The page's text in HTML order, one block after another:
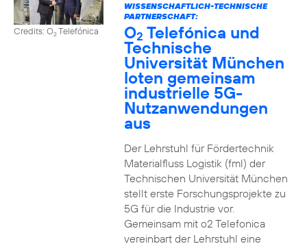
Credits: O2Telefónica
WISSENSCHAFTLICH-TECHNISCHE
PARTNERSCHAFT:
O2 Telefónica und
Technische
Universität München
loten gemeinsam
industrielle 5G-
Nutzanwendungen
aus
Der Lehrstuhl für Fördertechnik
Materialfluss Logistik (fml) der
Technischen Universität München
stellt erste Forschungsprojekte zu
5G für die Industrie vor.
Gemeinsam mit o2 Telefonica
vereinbart der Lehrstuhl eine